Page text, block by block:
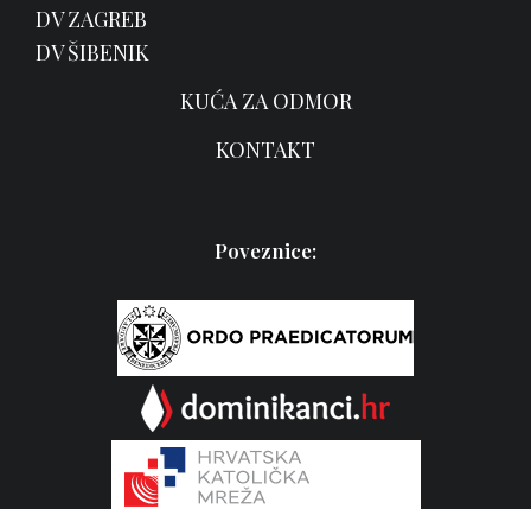
DV ZAGREB
DV ŠIBENIK
KUĆA ZA ODMOR
KONTAKT
Poveznice: